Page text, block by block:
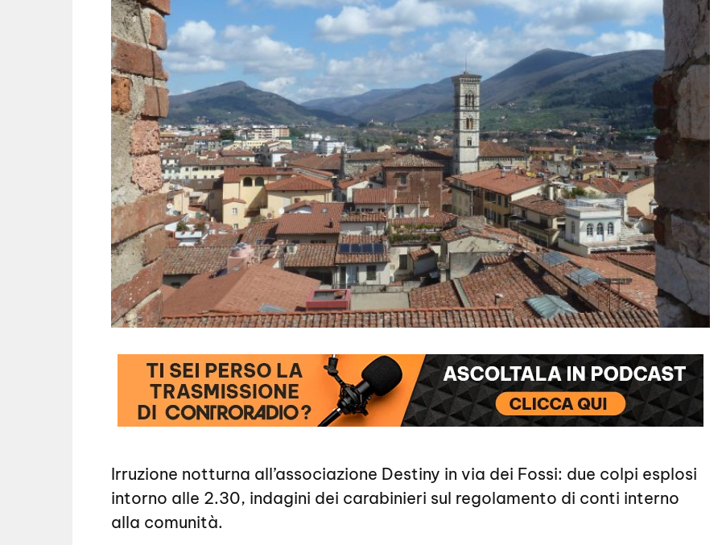
Irruzione notturna all’associazione Destiny in via dei Fossi: due colpi esplosi
intorno alle 2.30, indagini dei carabinieri sul regolamento di conti interno
alla comunità.